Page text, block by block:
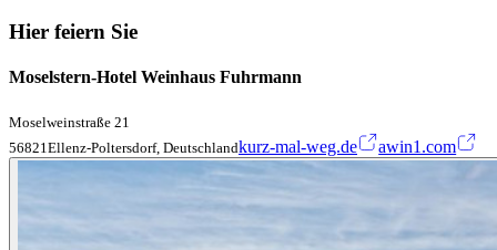
Hier feiern Sie
Moselstern-Hotel Weinhaus Fuhrmann
Moselweinstraße 21
56821Ellenz-Poltersdorf, Deutschlandkurz-mal-weg.de awin1.com